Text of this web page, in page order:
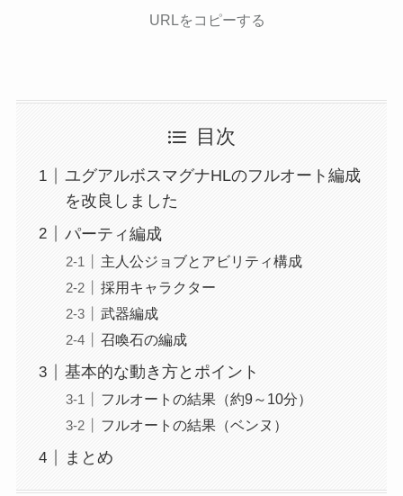
URLをコピーする
目次
ユグアルボスマグナHLのフルオート編成
を改良しました
パーティ編成
主人公ジョブとアビリティ構成
採用キャラクター
武器編成
召喚石の編成
基本的な動き方とポイント
フルオートの結果（約9～10分）
フルオートの結果（ベンヌ）
まとめ